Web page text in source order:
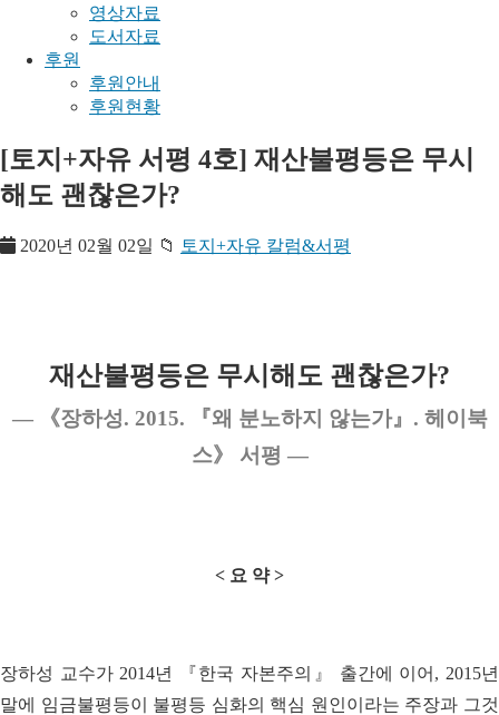
영상자료
도서자료
후원
후원안내
후원현황
[토지+자유 서평 4호] 재산불평등은 무시
해도 괜찮은가?
2020년 02월 02일 📁 토지+자유 칼럼&서평
재산불평등은 무시해도 괜찮은가?
― 《장하성. 2015. 『왜 분노하지 않는가』. 헤이북
스》 서평 ―
< 요 약 >
장하성 교수가 2014년 『한국 자본주의』 출간에 이어, 2015년
말에 임금불평등이 불평등 심화의 핵심 원인이라는 주장과 그것